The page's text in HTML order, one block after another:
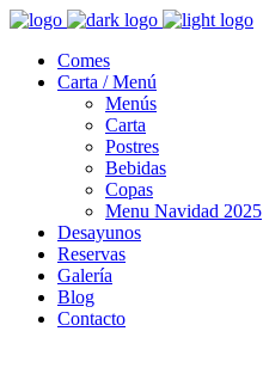
Comes
Carta / Menú
Menús
Carta
Postres
Bebidas
Copas
Menu Navidad 2025
Desayunos
Reservas
Galería
Blog
Contacto